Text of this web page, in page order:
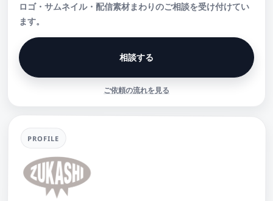
ロゴ・サムネイル・配信素材まわりのご相談を受け付けてい
ます。
相談する
ご依頼の流れを見る
PROFILE